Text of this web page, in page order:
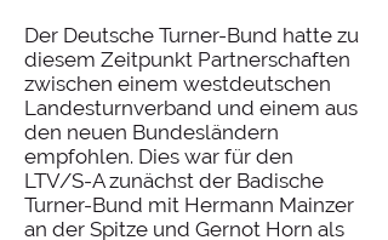
Der Deutsche Turner-Bund hatte zu
diesem Zeitpunkt Partnerschaften
zwischen einem westdeutschen
Landesturnverband und einem aus
den neuen Bundesländern
empfohlen. Dies war für den
LTV/S-A zunächst der Badische
Turner-Bund mit Hermann Mainzer
an der Spitze und Gernot Horn als